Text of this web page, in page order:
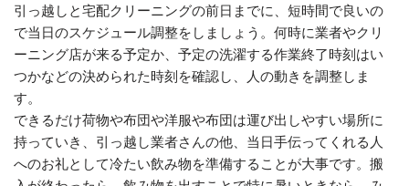
引っ越しと宅配クリーニングの前日までに、短時間で良いの
で当日のスケジュール調整をしましょう。何時に業者やクリ
ーニング店が来る予定か、予定の洗濯する作業終了時刻はい
つかなどの決められた時刻を確認し、人の動きを調整しま
す。
できるだけ荷物や布団や洋服や布団は運び出しやすい場所に
持っていき、引っ越し業者さんの他、当日手伝ってくれる人
へのお礼として冷たい飲み物を準備することが大事です。搬